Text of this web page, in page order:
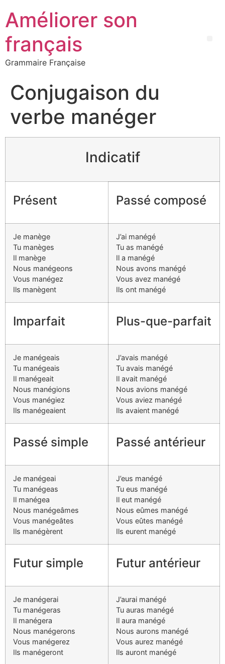
Améliorer son
français
Grammaire Française
Conjugaison du
verbe manéger
Indicatif
Présent Passé composé
Je manège
Tu manèges
Il manège
Nous manégeons
Vous manégez
Ils manègent
J’ai manégé
Tu as manégé
Il a manégé
Nous avons manégé
Vous avez manégé
Ils ont manégé
Imparfait Plus-que-parfait
Je manégeais
Tu manégeais
Il manégeait
Nous manégions
Vous manégiez
Ils manégeaient
J’avais manégé
Tu avais manégé
Il avait manégé
Nous avions manégé
Vous aviez manégé
Ils avaient manégé
Passé simple Passé antérieur
Je manégeai
Tu manégeas
Il manégea
Nous manégeâmes
Vous manégeâtes
Ils manégèrent
J’eus manégé
Tu eus manégé
Il eut manégé
Nous eûmes manégé
Vous eûtes manégé
Ils eurent manégé
Futur simple Futur antérieur
Je manégerai
Tu manégeras
Il manégera
Nous manégerons
Vous manégerez
Ils manégeront
J’aurai manégé
Tu auras manégé
Il aura manégé
Nous aurons manégé
Vous aurez manégé
Ils auront manégé